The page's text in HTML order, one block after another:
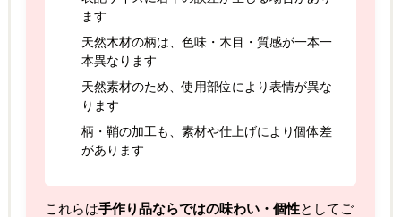
ます
天然木材の柄は、色味・木目・質感が一本一
本異なります
天然素材のため、使用部位により表情が異な
ります
柄・鞘の加工も、素材や仕上げにより個体差
があります
これらは手作り品ならではの味わい・個性としてご